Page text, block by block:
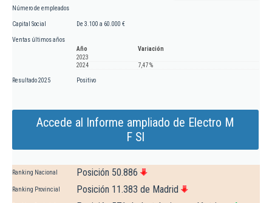
Número de empleados
Capital Social De 3.100 a 60.000 €
Ventas últimos años
Año
Variación
2023
2024
7,47 %
Resultado 2025 Positivo
Accede al Informe ampliado de Electro M
F Sl
Ranking Nacional Posición 50.886
Ranking Provincial Posición 11.383 de Madrid